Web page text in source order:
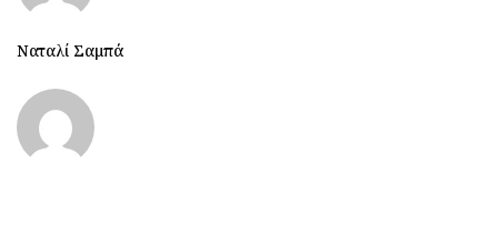
Ναταλί Σαμπά